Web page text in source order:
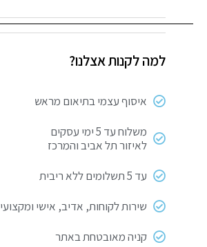
בוקסה
10למה לקנות אצלנו?
איסוף עצמי בתיאום מראש
משלוח עד 5 ימי עסקים
לאיזור תל אביב והמרכז
עד 5 תשלומים ללא ריבית
שירות לקוחות, אדיב, אישי ומקצועי
קניה מאובטחת באתר